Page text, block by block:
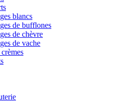
blancs
de bufflones
de chèvre
de vache